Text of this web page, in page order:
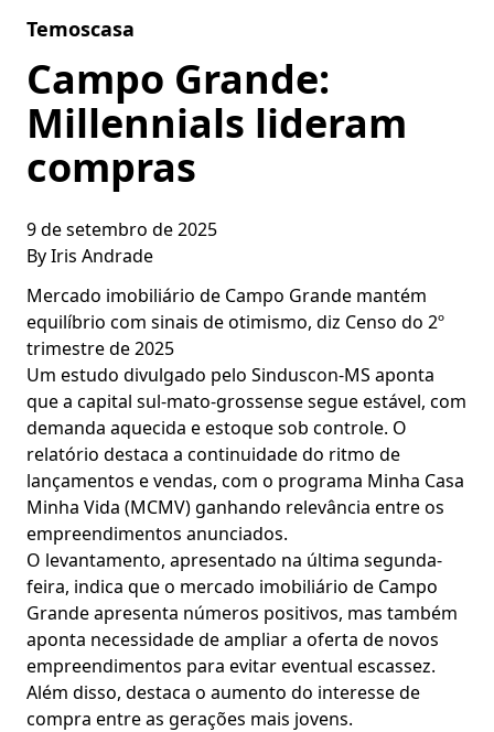
Temoscasa
Campo Grande:
Millennials lideram
compras
9 de setembro de 2025
ByIris Andrade
Mercado imobiliário de Campo Grande mantém
equilíbrio com sinais de otimismo, diz Censo do 2º
trimestre de 2025
Um estudo divulgado pelo Sinduscon-MS aponta
que a capital sul-mato-grossense segue estável, com
demanda aquecida e estoque sob controle. O
relatório destaca a continuidade do ritmo de
lançamentos e vendas, com o programa Minha Casa
Minha Vida (MCMV) ganhando relevância entre os
empreendimentos anunciados.
O levantamento, apresentado na última segunda-
feira, indica que o mercado imobiliário de Campo
Grande apresenta números positivos, mas também
aponta necessidade de ampliar a oferta de novos
empreendimentos para evitar eventual escassez.
Além disso, destaca o aumento do interesse de
compra entre as gerações mais jovens.